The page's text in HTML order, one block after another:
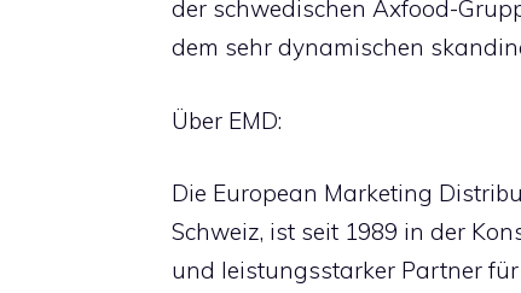
der schwedischen Axfood-
dem sehr dynamischen
Über EMD:
Die European Marketing
Schweiz, ist seit 1989 in der
und leistungsstarker Partner